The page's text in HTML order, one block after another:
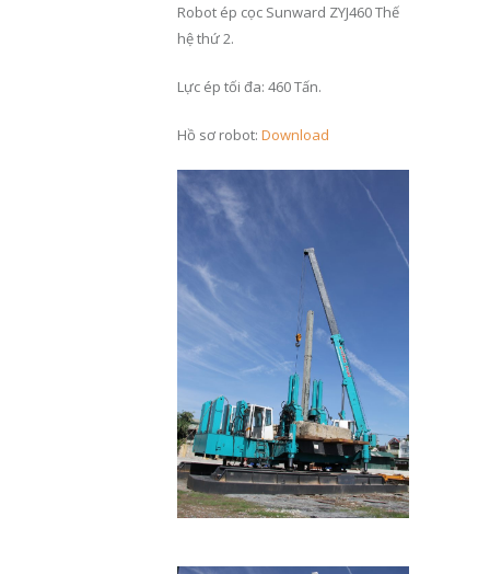
Robot ép cọc Sunward ZYJ460 Thế
hệ thứ 2.
Lực ép tối đa: 460 Tấn.
Hồ sơ robot: Download